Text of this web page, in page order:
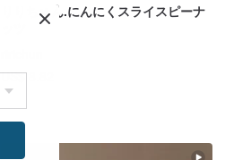
りりちゅん.にんにくスライスピーナ
US$ 8.82